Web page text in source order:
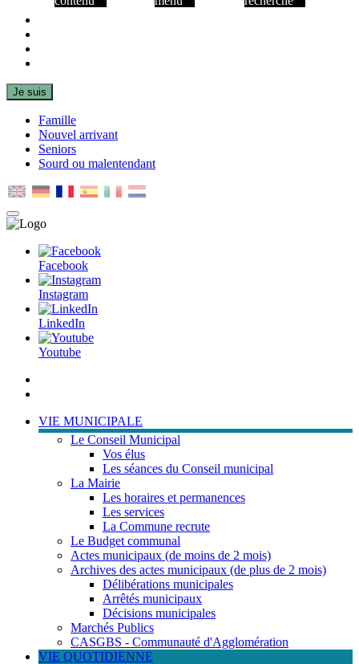
Je suis
Famille
Nouvel arrivant
Seniors
Sourd ou malentendant
MENU
PRINCIPAL
Facebook
Instagram
LinkedIn
Youtube
VIE MUNICIPALE
Le Conseil Municipal
Vos élus
Les séances du Conseil municipal
La Mairie
Les horaires et permanences
Les services
La Commune recrute
Le Budget communal
Actes municipaux (de moins de 2 mois)
Archives des actes municipaux (de plus de 2 mois)
Délibérations municipales
Arrêtés municipaux
Décisions municipales
Marchés Publics
CASGBS - Communauté d'Agglomération
VIE QUOTIDIENNE